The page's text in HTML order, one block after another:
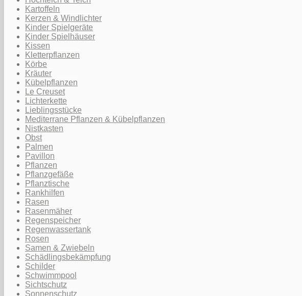
Kartoffeln
Kerzen & Windlichter
Kinder Spielgeräte
Kinder Spielhäuser
Kissen
Kletterpflanzen
Körbe
Kräuter
Kübelpflanzen
Le Creuset
Lichterkette
Lieblingsstücke
Mediterrane Pflanzen & Kübelpflanzen
Nistkasten
Obst
Palmen
Pavillon
Pflanzen
Pflanzgefäße
Pflanztische
Rankhilfen
Rasen
Rasenmäher
Regenspeicher
Regenwassertank
Rosen
Samen & Zwiebeln
Schädlingsbekämpfung
Schilder
Schwimmpool
Sichtschutz
Sonnenschutz